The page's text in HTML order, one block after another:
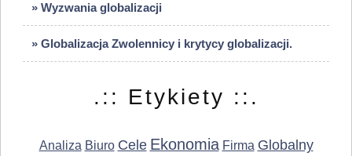
» Wyzwania globalizacji
» Globalizacja Zwolennicy i krytycy globalizacji.
.:: Etykiety ::.
Analiza Biuro Cele Ekonomia Firma Globalny